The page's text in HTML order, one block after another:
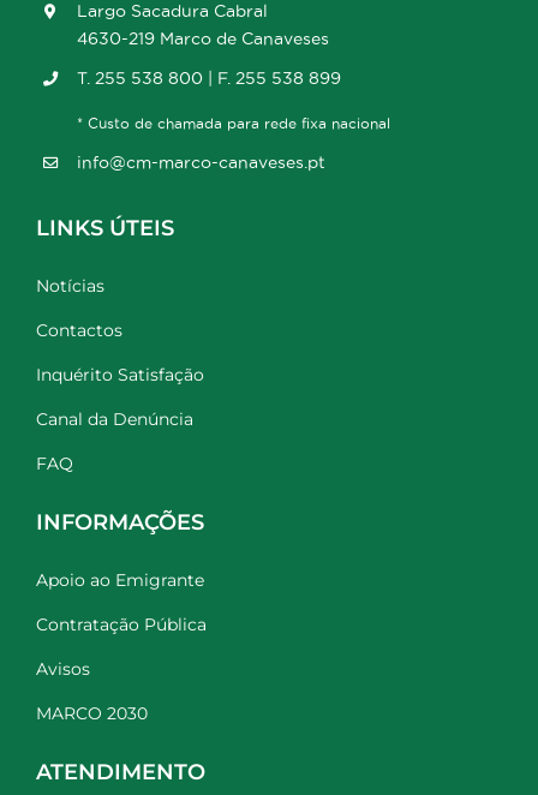
Largo Sacadura Cabral
4630-219 Marco de Canaveses
T. 255 538 800 | F. 255 538 899
* Custo de chamada para rede fixa nacional
info@cm-marco-canaveses.pt
LINKS ÚTEIS
Notícias
Contactos
Inquérito Satisfação
Canal da Denúncia
FAQ
INFORMAÇÕES
Apoio ao Emigrante
Contratação Pública
Avisos
MARCO 2030
ATENDIMENTO